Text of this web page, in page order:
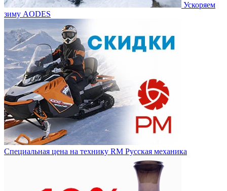
Ускоряем
зиму AODES
Специальная цена на технику RM Русская механика